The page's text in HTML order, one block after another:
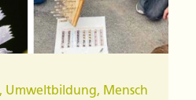
, Umweltbildung, Mensch